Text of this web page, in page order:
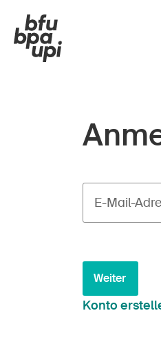
E-Mail-
Weiter
Konto